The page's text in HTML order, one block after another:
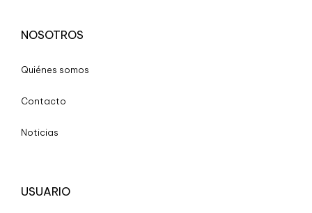
NOSOTROS
Quiénes somos
Contacto
Noticias
USUARIO